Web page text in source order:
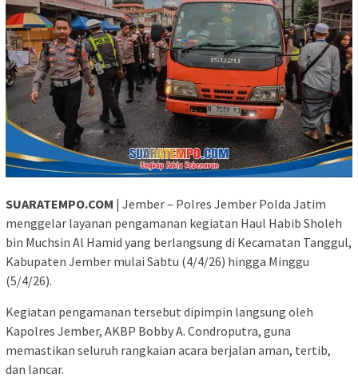
SUARATEMPO.COM | Jember – Polres Jember Polda Jatim
menggelar layanan pengamanan kegiatan Haul Habib Sholeh
bin Muchsin Al Hamid yang berlangsung di Kecamatan Tanggul,
Kabupaten Jember mulai Sabtu (4/4/26) hingga Minggu
(5/4/26).
Kegiatan pengamanan tersebut dipimpin langsung oleh
Kapolres Jember, AKBP Bobby A. Condroputra, guna
memastikan seluruh rangkaian acara berjalan aman, tertib,
dan lancar.